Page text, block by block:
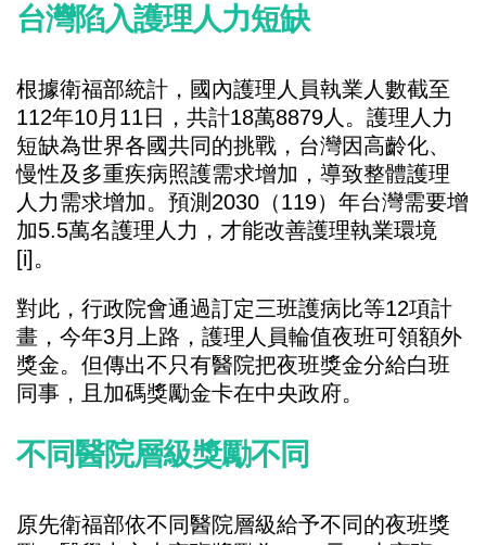
台灣陷入護理人力短缺
根據衛福部統計，國內護理人員執業人數截至
112年10月11日，共計18萬8879人。護理人力
短缺為世界各國共同的挑戰，台灣因高齡化、
慢性及多重疾病照護需求增加，導致整體護理
人力需求增加。預測2030（119）年台灣需要增
加5.5萬名護理人力，才能改善護理執業環境
[i] 。
對此，行政院會通過訂定三班護病比等12項計
畫，今年3月上路，護理人員輪值夜班可領額外
獎金。但傳出不只有醫院把夜班獎金分給白班
同事，且加碼獎勵金卡在中央政府。
不同醫院層級獎勵不同
原先衛福部依不同醫院層級給予不同的夜班獎